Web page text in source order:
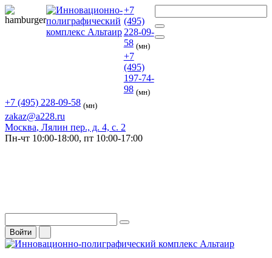
+7
(495)
228-09-
58 (мн)
+7
(495)
197-74-
98 (мн)
+7 (495) 228-09-58 (мн)
zakaz@a228.ru
Москва, Лялин пер., д. 4, с. 2
Пн-чт 10:00-18:00, пт 10:00-17:00
Войти